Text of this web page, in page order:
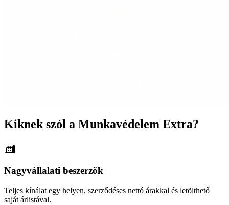
Kiknek szól a Munkavédelem Extra?
Nagyvállalati beszerzők
Teljes kínálat egy helyen, szerződéses nettó árakkal és letölthető
saját árlistával.